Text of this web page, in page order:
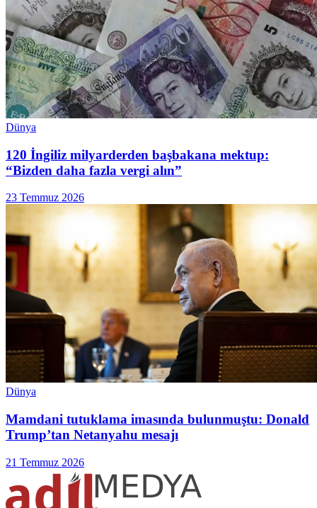
Dünya
120 İngiliz milyarderden başbakana mektup:
“Bizden daha fazla vergi alın”
23 Temmuz 2026
Dünya
Mamdani tutuklama imasında bulunmuştu: Donald
Trump’tan Netanyahu mesajı
21 Temmuz 2026